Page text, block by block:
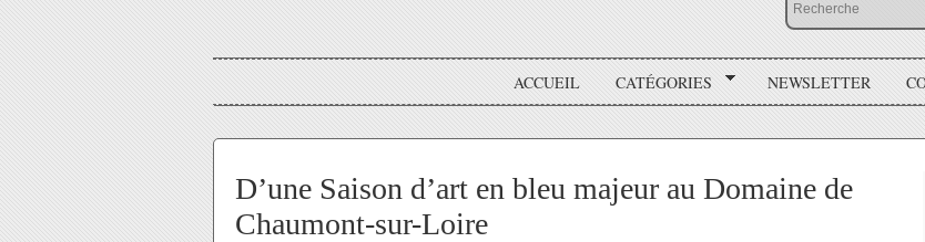
ACCUEIL CATÉGORIES NEWSLETTER
D’une Saison d’art en bleu majeur au Domaine de
Chaumont-sur-Loire